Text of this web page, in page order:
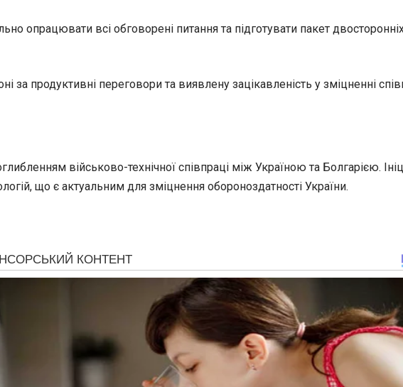
опрацювати всі обговорені питання та підготувати пакет
за продуктивні переговори та виявлену зацікавленість у зміцненні
військово-технічної співпраці між Україною та Болгарією.
що є актуальним для зміцнення обороноздатності України.